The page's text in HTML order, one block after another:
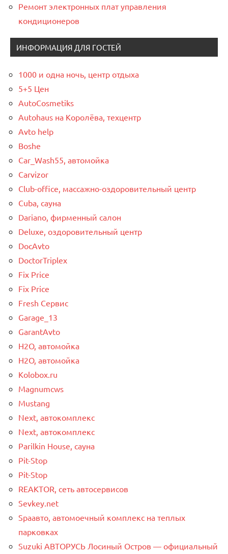
Ремонт электронных плат управления
кондиционеров
ИНФОРМАЦИЯ ДЛЯ ГОСТЕЙ
1000 и одна ночь, центр отдыха
5+5 Цен
AutoCosmetiks
Autohaus на Королёва, техцентр
Avto help
Boshe
Car_Wash55, автомойка
Carvizor
Club-office, массажно-оздоровительный центр
Cuba, сауна
Dariano, фирменный салон
Deluxe, оздоровительный центр
DocAvto
DoctorTriplex
Fix Price
Fix Price
Fresh Сервис
Garage_13
GarantAvto
H2O, автомойка
H2O, автомойка
Kolobox.ru
Magnumcws
Mustang
Next, автокомплекс
Next, автокомплекс
Parilkin House, сауна
Pit-Stop
Pit-Stop
REAKTOR, сеть автосервисов
Sevkey.net
Spaавто, автомоечный комплекс на теплых
парковках
Suzuki АВТОРУСЬ Лосиный Остров — официальный